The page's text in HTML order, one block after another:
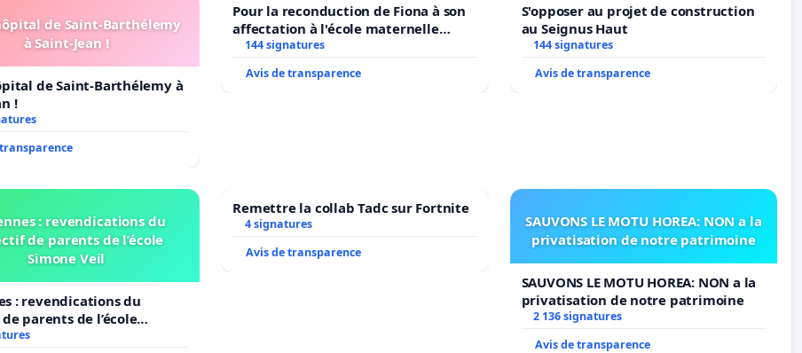
de Saint-Barthélemy
à Saint-Jean !
de Saint-Barthélemy à
!
Pour la reconduction de Fiona à son
affectation à l'école maternelle
LAMARTINE auprès de Léo N. en
144 signatures
Avis de transparence
S'opposer au projet de construction
au Seignus Haut
144 signatures
Avis de transparence
: revendications du
de parents de l’école
Simone Veil
: revendications du
parents de l’école
Remettre la collab Tadc sur Fortnite
4 signatures
Avis de transparence
SAUVONS LE MOTU HOREA: NON a la
privatisation de notre patrimoine
SAUVONS LE MOTU HOREA: NON a la
privatisation de notre patrimoine
2 136 signatures
Avis de transparence